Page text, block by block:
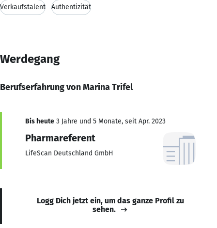
Verkaufstalent Authentizität
Werdegang
Berufserfahrung von Marina Trifel
Bis heute 3 Jahre und 5 Monate, seit Apr. 2023
Pharmareferent
LifeScan Deutschland GmbH
Logg Dich jetzt ein, um das ganze Profil zu
sehen.